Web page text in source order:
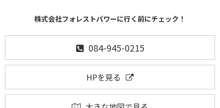
株式会社フォレストパワーに行く前にチェック！
084-945-0215
HPを見る